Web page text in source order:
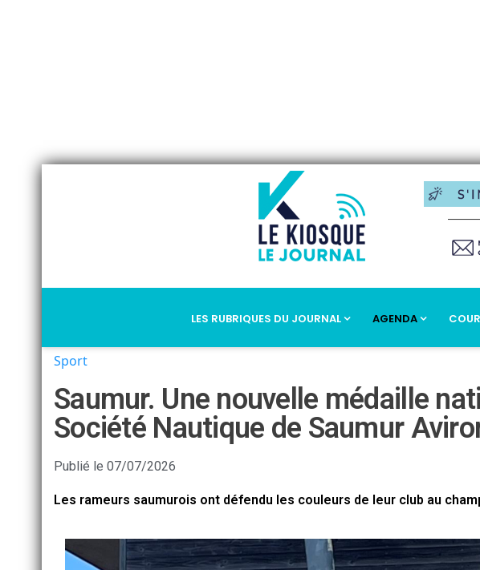
LES RUBRIQUES DU JOURNAL AGENDA
Sport
Saumur. Une nouvelle médaille
Société Nautique de Saumur
Publié le 07/07/2026
Les rameurs saumurois ont défendu les couleurs de leur club au